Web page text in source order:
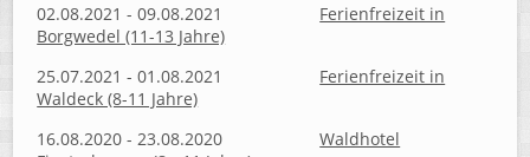
02.08.2021 - 09.08.2021
Ferienfreizeit in
Borgwedel (11-13 Jahre)
25.07.2021 - 01.08.2021
Ferienfreizeit in
Waldeck (8-11 Jahre)
16.08.2020 - 23.08.2020
Waldhotel